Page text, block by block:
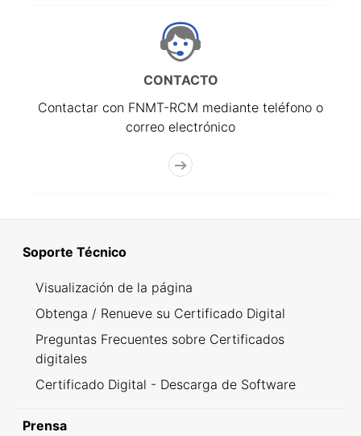
CONTACTO
Contactar con FNMT-RCM mediante teléfono o
correo electrónico
Soporte Técnico
Visualización de la página
Obtenga / Renueve su Certificado Digital
Preguntas Frecuentes sobre Certificados
digitales
Certificado Digital - Descarga de Software
Prensa